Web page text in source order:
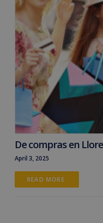
De compras en
April 3, 2025
READ MORE